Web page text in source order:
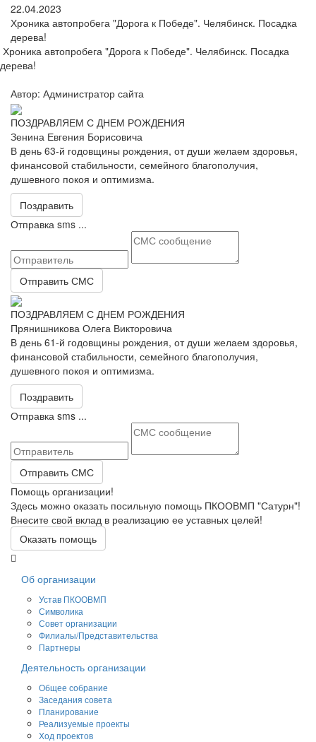
22.04.2023
Хроника автопробега "Дорога к Победе". Челябинск. Посадка
дерева!
Хроника автопробега "Дорога к Победе". Челябинск. Посадка
дерева!
Автор: Администратор сайта
ПОЗДРАВЛЯЕМ С ДНЕМ РОЖДЕНИЯ
Зенина Евгения Борисовича
В день 63-й годовщины рождения, от души желаем здоровья,
финансовой стабильности, семейного благополучия,
душевного покоя и оптимизма.
Поздравить
Отправка sms ...
Отправить СМС
ПОЗДРАВЛЯЕМ С ДНЕМ РОЖДЕНИЯ
Прянишникова Олега Викторовича
В день 61-й годовщины рождения, от души желаем здоровья,
финансовой стабильности, семейного благополучия,
душевного покоя и оптимизма.
Поздравить
Отправка sms ...
Отправить СМС
Помощь организации!
Здесь можно оказать посильную помощь ПКООВМП "Сатурн"!
Внесите свой вклад в реализацию ее уставных целей!
Оказать помощь
Об организации
Устав ПКООВМП
Символика
Совет организации
Филиалы/Представительства
Партнеры
Деятельность организации
Общее собрание
Заседания совета
Планирование
Реализуемые проекты
Ход проектов